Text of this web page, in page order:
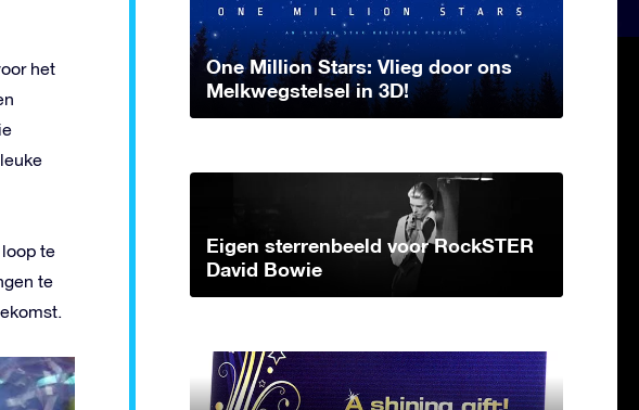
het
te
te
One Million Stars: Vlieg door ons
Melkwegstelsel in 3D!
Eigen sterrenbeeld voor RockSTER
David Bowie